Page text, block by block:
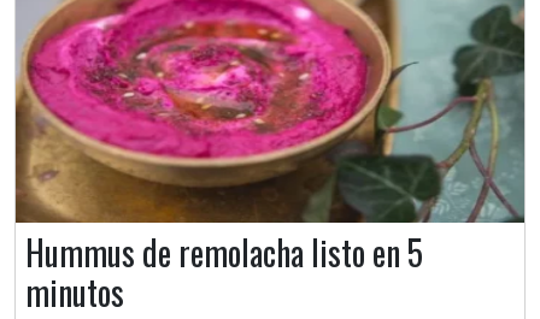
Hummus de remolacha listo en 5
minutos